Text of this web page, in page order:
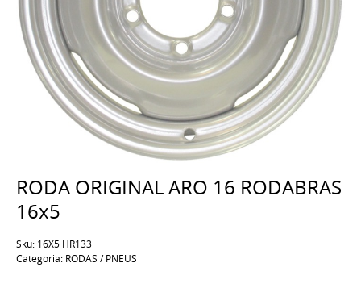
RODA ORIGINAL ARO 16 RODABRAS
16x5
Sku: 16X5 HR133
Categoria: RODAS / PNEUS